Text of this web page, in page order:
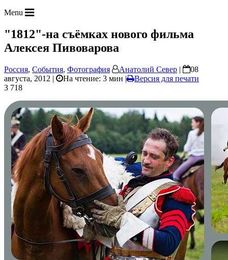
Menu
"1812"-на съёмках нового фильма
Алексея Пивоварова
Россия, События, Фотография Анатолий Север |
08
августа, 2012 |
На чтение: 3 мин |
Версия для печати
3 718